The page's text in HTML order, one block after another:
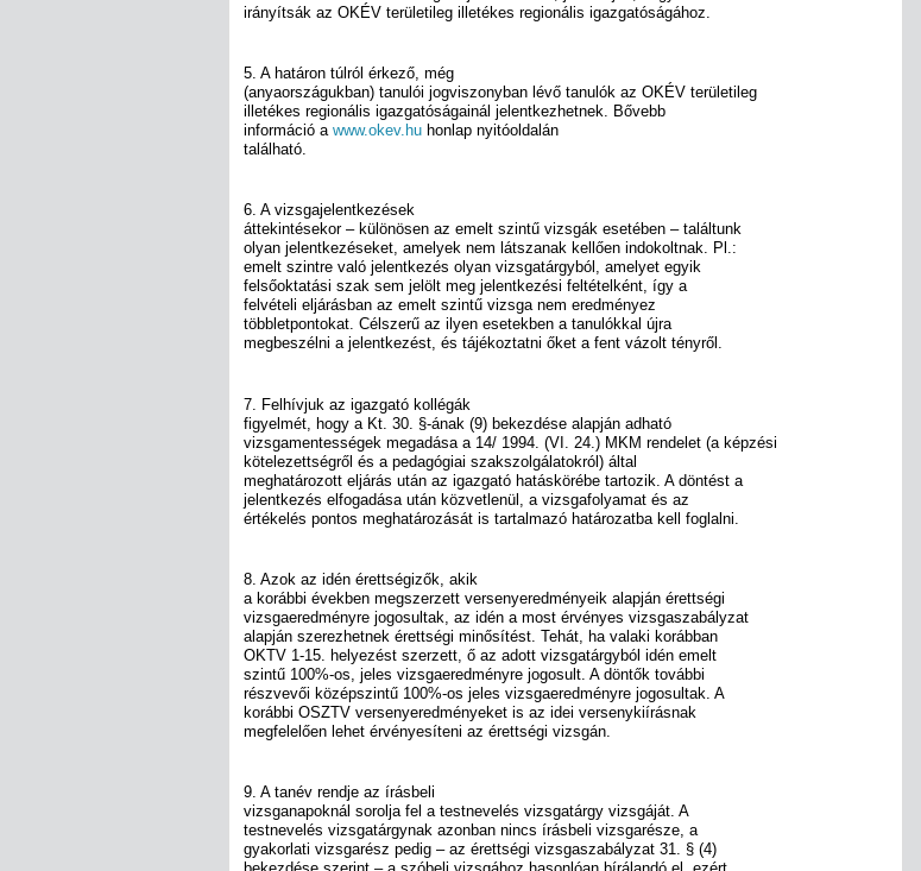
irányítsák az OKÉV területileg illetékes regionális igazgatóságához.
5. A határon túlról érkező, még
(anyaországukban) tanulói jogviszonyban lévő tanulók az OKÉV területileg
illetékes regionális igazgatóságainál jelentkezhetnek. Bővebb
információ a www.okev.hu honlap nyitóoldalán
található.
6. A vizsgajelentkezések
áttekintésekor – különösen az emelt szintű vizsgák esetében – találtunk
olyan jelentkezéseket, amelyek nem látszanak kellően indokoltnak. Pl.:
emelt szintre való jelentkezés olyan vizsgatárgyból, amelyet egyik
felsőoktatási szak sem jelölt meg jelentkezési feltételként, így a
felvételi eljárásban az emelt szintű vizsga nem eredményez
többletpontokat. Célszerű az ilyen esetekben a tanulókkal újra
megbeszélni a jelentkezést, és tájékoztatni őket a fent vázolt tényről.
7. Felhívjuk az igazgató kollégák
figyelmét, hogy a Kt. 30. §-ának (9) bekezdése alapján adható
vizsgamentességek megadása a 14/ 1994. (VI. 24.) MKM rendelet (a képzési
kötelezettségről és a pedagógiai szakszolgálatokról) által
meghatározott eljárás után az igazgató hatáskörébe tartozik. A döntést a
jelentkezés elfogadása után közvetlenül, a vizsgafolyamat és az
értékelés pontos meghatározását is tartalmazó határozatba kell foglalni.
8. Azok az idén érettségizők, akik
a korábbi években megszerzett versenyeredményeik alapján érettségi
vizsgaeredményre jogosultak, az idén a most érvényes vizsgaszabályzat
alapján szerezhetnek érettségi minősítést. Tehát, ha valaki korábban
OKTV 1-15. helyezést szerzett, ő az adott vizsgatárgyból idén emelt
szintű 100%-os, jeles vizsgaeredményre jogosult. A döntők további
részvevői középszintű 100%-os jeles vizsgaeredményre jogosultak. A
korábbi OSZTV versenyeredményeket is az idei versenykiírásnak
megfelelően lehet érvényesíteni az érettségi vizsgán.
9. A tanév rendje az írásbeli
vizsganapoknál sorolja fel a testnevelés vizsgatárgy vizsgáját. A
testnevelés vizsgatárgynak azonban nincs írásbeli vizsgarésze, a
gyakorlati vizsgarész pedig – az érettségi vizsgaszabályzat 31. § (4)